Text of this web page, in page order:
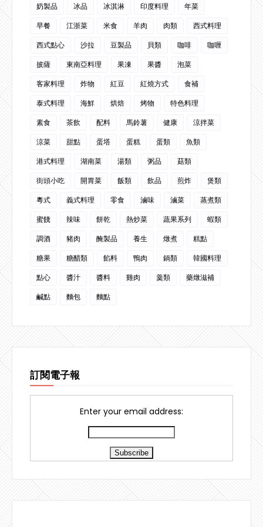
奶製品
冰品 冰淇淋 印度料理
年菜
早餐
江浙菜 米食 羊肉 肉類
西式料理
西式點心
沙拉 豆製品 貝類 咖啡
咖喱
披薩
東南亞料理 果凍 果醬
泡菜
客家料理
炸物 紅豆 紅燒方式
食補
泰式料理
海鮮 烘焙 烤物
特色料理
素食
茶飲 配料 馬鈴薯 健康
涼拌菜
涼菜
甜點 蛋塔 蛋糕 蛋類
魚類
港式料理
湖南菜 湯類 粥品
菇類
街頭小吃
開胃菜 飯類 飲品 煎炸
煲類
粵式
義式料理 零食 滷味 滷菜
蒸煮類
蜜餞
辣味 餅乾 熱炒菜 蔬果系列
蝦類
調酒
豬肉 醃製品 養生 燉煮
糕點
糖果
糖醋類 餡料 鴨肉 鍋類
韓國料理
點心
醬汁 醬料 雞肉 羹類
藥燉滋補
鹹點
麵包 麵點
訂閱電子報
Enter your email address: